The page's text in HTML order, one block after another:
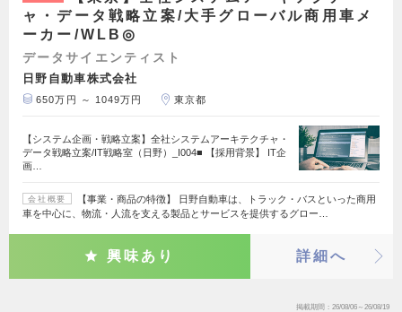
ャ・データ戦略立案/大手グローバル商用車メ
ーカー/WLB◎
データサイエンティスト
日野自動車株式会社
650万円 ～ 1049万円 東京都
【システム企画・戦略立案】全社システムアーキテクチャ・
データ戦略立案/IT戦略室（日野）_I004■ 【採用背景】 IT企
画…
会社概要
【事業・商品の特徴】 日野自動車は、トラック・バスといった商用
車を中心に、物流・人流を支える製品とサービスを提供するグロー…
興味あり 詳細へ
掲載期間 26/08/06～26/08/19